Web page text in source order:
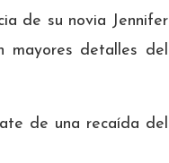
de su novia Jennifer
detalles del
de una recaída del